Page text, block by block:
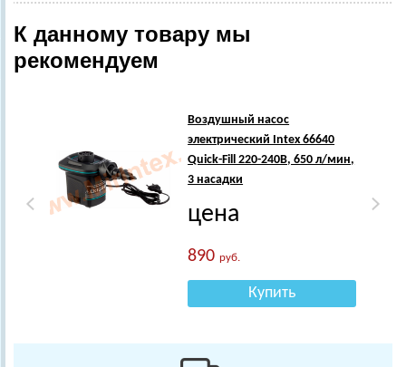
К данному товару мы
рекомендуем
Воздушный насос
электрический Intex 66640
Quick-Fill 220-240В, 650 л/мин,
3 насадки
цена
890руб.
Купить